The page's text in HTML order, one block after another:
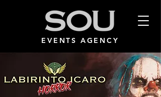
EVENTS AGENCY